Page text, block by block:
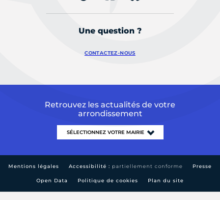
Une question ?
CONTACTEZ-NOUS
Retrouvez les actualités de votre
arrondissement
Mentions légales Accessibilité : partiellement conforme Presse
Open Data Politique de cookies Plan du site